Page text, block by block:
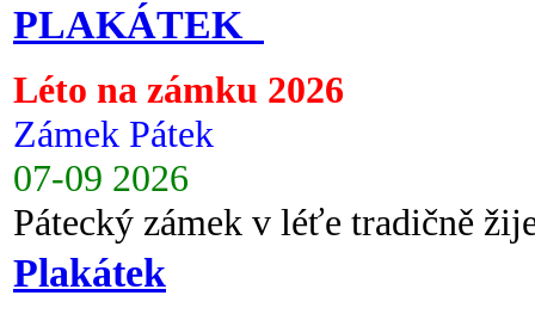
PLAKÁTEK
Léto na zámku 2026
Zámek Pátek
07-09 2026
Pátecký zámek v léťe tradičně
Plakátek